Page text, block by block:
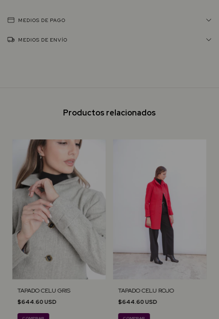
MEDIOS DE PAGO
MEDIOS DE ENVÍO
Productos relacionados
TAPADO CELU GRIS
$644.60 USD
TAPADO CELU ROJO
$644.60 USD